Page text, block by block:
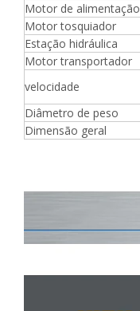
Motor de alimentação
Motor tosquiador
Estação hidráulica
Motor transportador
velocidade
Diâmetro de peso
Dimensão geral